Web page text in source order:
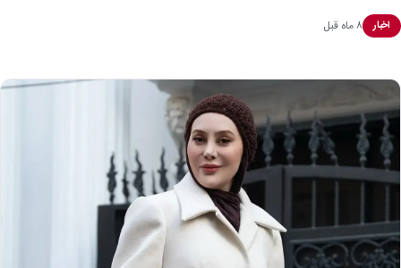
اخبار ۸ ماه قبل